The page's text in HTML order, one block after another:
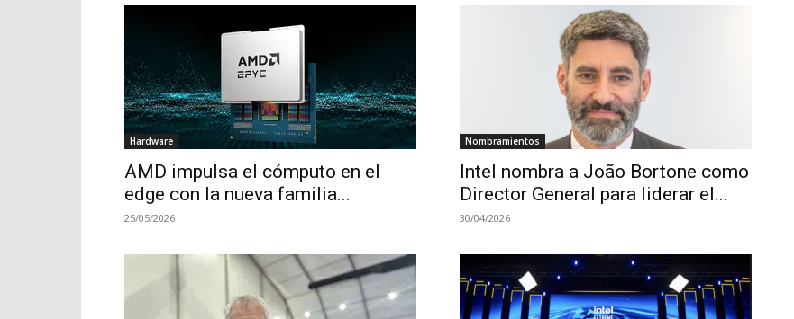
Hardware
AMD impulsa el cómputo en el
edge con la nueva familia...
25/05/2026
Nombramientos
Intel nombra a João Bortone como
Director General para liderar el...
30/04/2026